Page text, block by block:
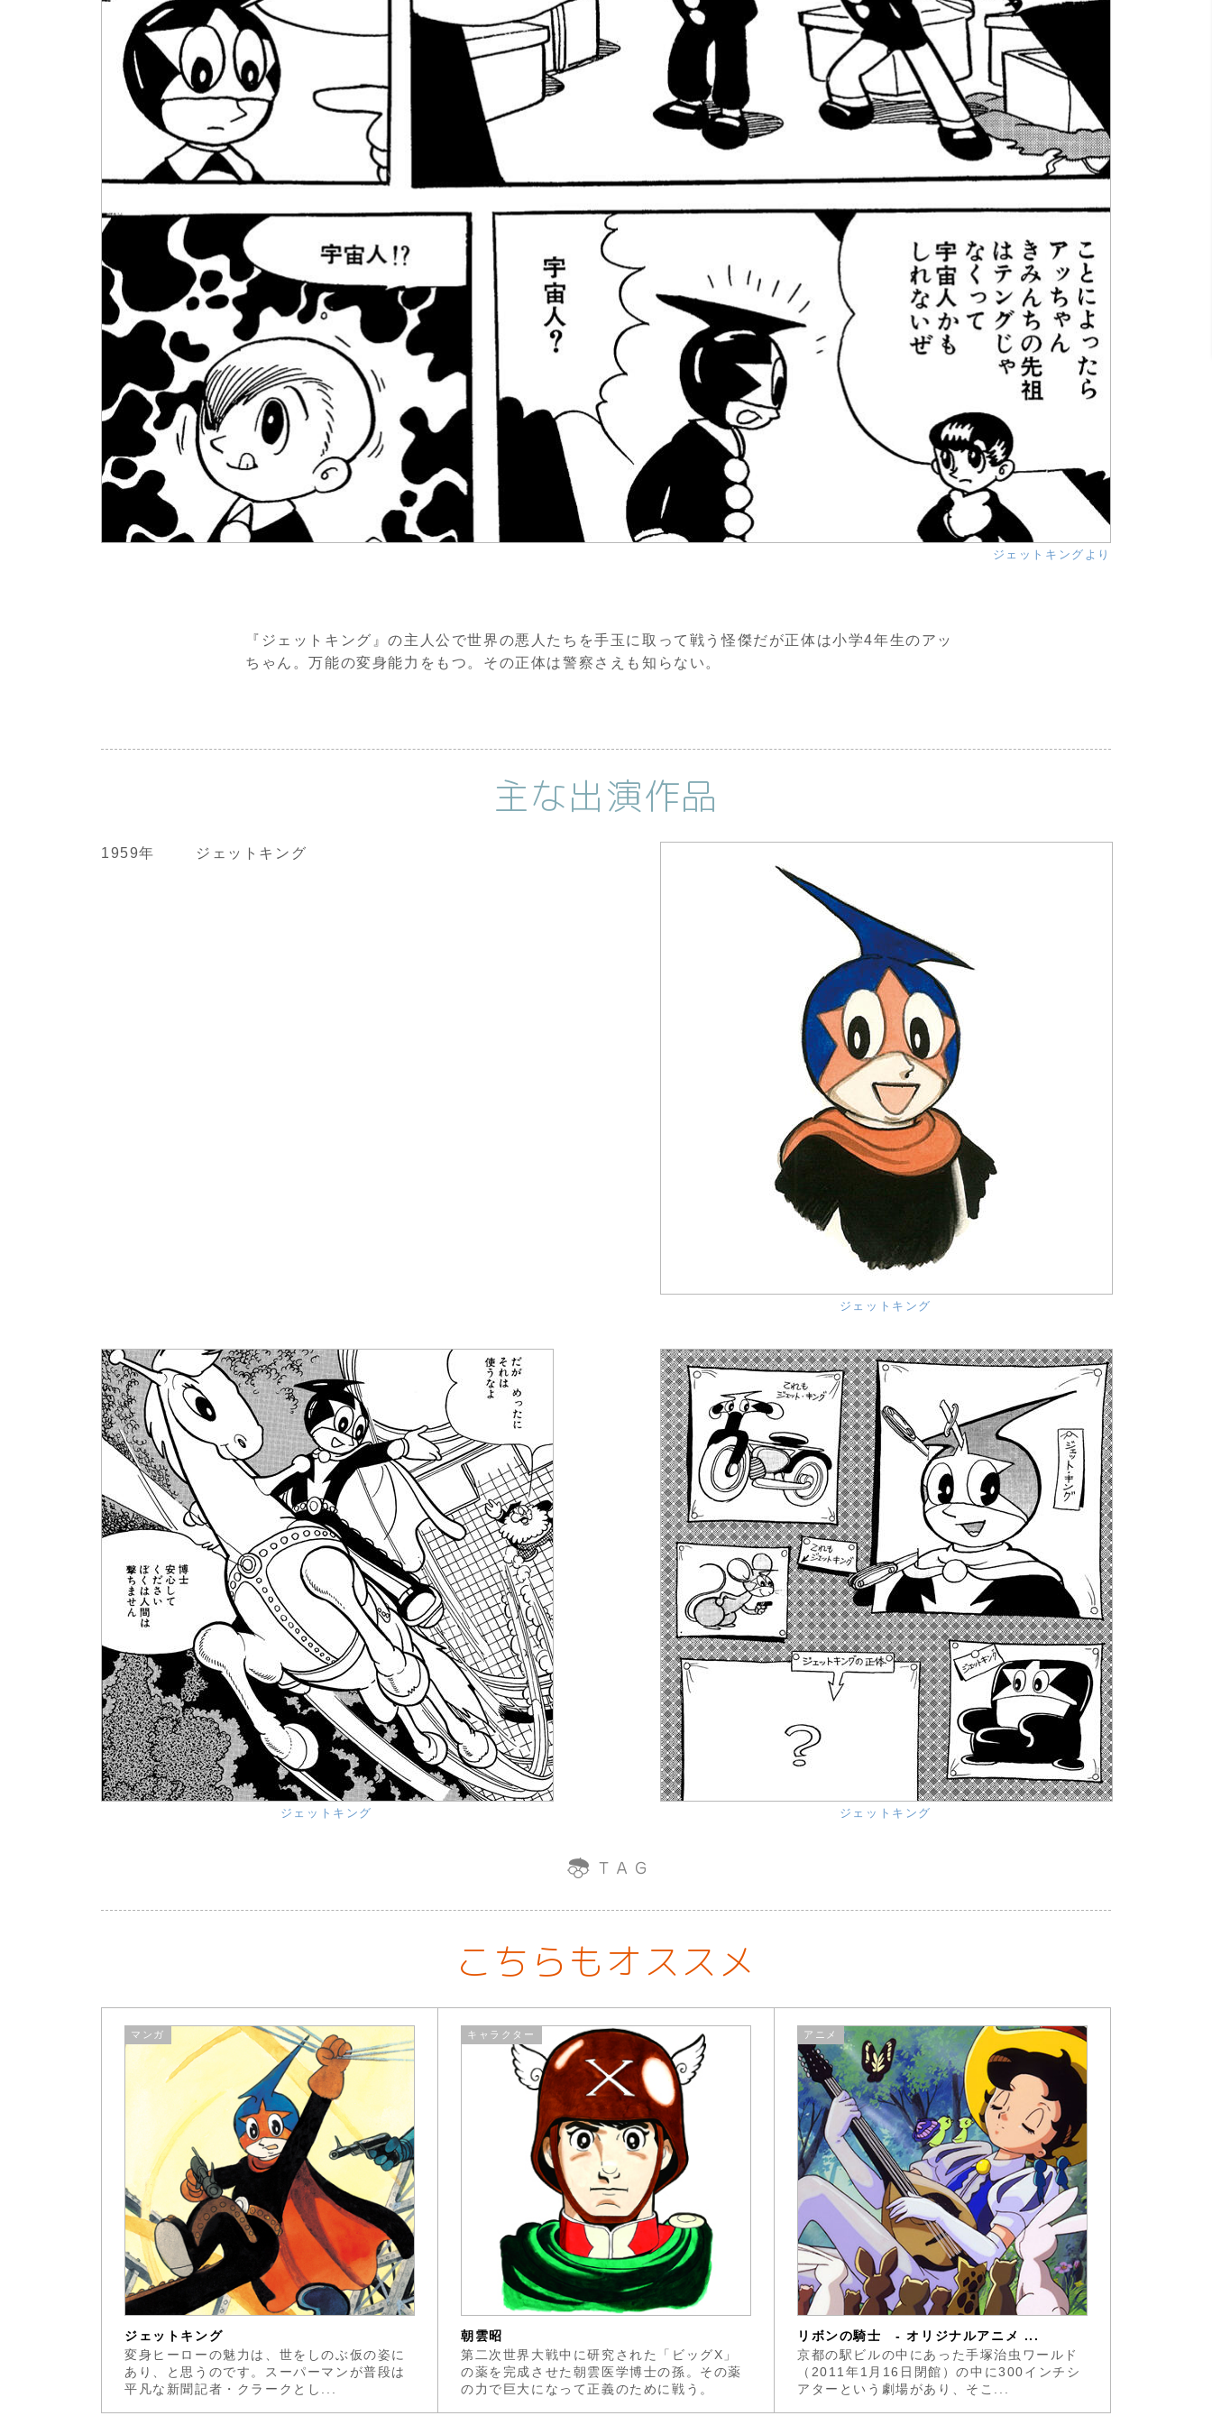
ジェットキングより
『ジェットキング』の主人公で世界の悪人たちを手玉に取って戦う怪傑だが正体は小学4年生のアッ
ちゃん。万能の変身能力をもつ。その正体は警察さえも知らない。
主な出演作品
1959年 ジェットキング
ジェットキング
ジェットキング
ジェットキング
こちらもオススメ
マンガ
ジェットキング
変身ヒーローの魅力は、世をしのぶ仮の姿に
あり、と思うのです。スーパーマンが普段は
平凡な新聞記者・クラークとし...
キャラクター
朝雲昭
第二次世界大戦中に研究された「ビッグX」
の薬を完成させた朝雲医学博士の孫。その薬
の力で巨大になって正義のために戦う。
アニメ
リボンの騎士 - オリジナルアニメ ...
京都の駅ビルの中にあった手塚治虫ワールド
（2011年1月16日閉館）の中に300インチシ
アターという劇場があり、そこ...